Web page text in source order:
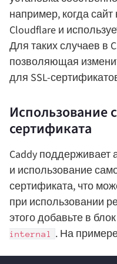
например, когда
Cloudflare и
Для таких случаев в
позволяющая
для SSL-
Использование
сертификата
Caddy поддерживает
и использование
сертификата, что
при использовании
этого добавьте в
internal
. На